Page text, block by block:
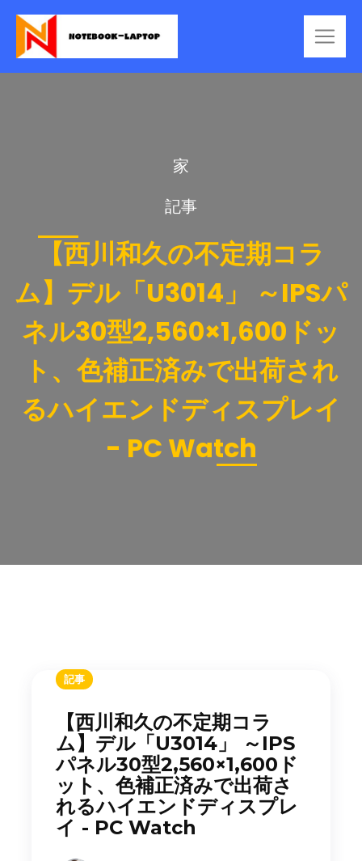
家
記事
【西川和久の不定期コラ
ム】デル「U3014」 ～IPSパ
ネル30型2,560×1,600ドッ
ト、色補正済みで出荷され
るハイエンドディスプレイ
- PC Watch
記事
【西川和久の不定期コラ
ム】デル「U3014」 ～IPS
パネル30型2,560×1,600ド
ット、色補正済みで出荷さ
れるハイエンドディスプレ
イ - PC Watch